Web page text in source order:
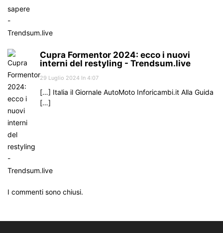
Cupra Formentor 2024: ecco i nuovi
interni del restyling - Trendsum.live
29 Luglio 2024 In 4:07
[…] Italia il Giornale AutoMoto Inforicambi.it Alla Guida
[…]
I commenti sono chiusi.